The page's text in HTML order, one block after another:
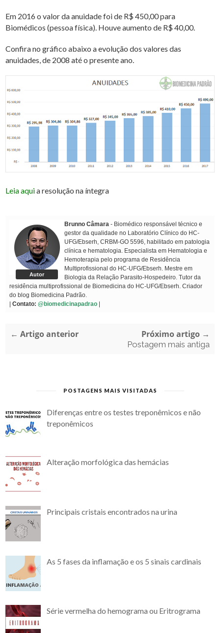
Em 2016 o valor da anuidade foi de R$ 450,00 para
Biomédicos (pessoa física). Houve aumento de R$ 40,00.
Confira no gráfico abaixo a evolução dos valores das
anuidades, de 2008 até o presente ano.
Leia aquia resolução na íntegra
Autor
Brunno Câmara - Biomédico responsável técnico e
gestor da qualidade no Laboratório Clínico do HC-
UFG/Ebserh, CRBM-GO 5596, habilitado em patologia
clínica e hematologia. Especialista em Hematologia e
Hemoterapia pelo programa de Residência
Multiprofissional do HC-UFG/Ebserh. Mestre em
Biologia da Relação Parasito-Hospedeiro. Tutor da
residência multiprofissional de Biomedicina do HC-UFG/Ebserh. Criador
do blog Biomedicina Padrão.
Contato: @biomedicinapadrao
← Artigo anterior Próximo artigo →
Postagem mais antiga
POSTAGENS MAIS VISITADAS
Diferenças entre os testes treponêmicos e não
treponêmicos
Alteração morfológica das hemácias
Principais cristais encontrados na urina
As 5 fases da inflamação e os 5 sinais cardinais
Série vermelha do hemograma ou Eritrograma